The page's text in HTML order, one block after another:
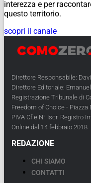
interezza e per
questo territorio.
scopri il canale
Direttore Responsabile:
Direttore Editoriale:
Registrazione Tribunale di
Freedom of Choice -
PIVA Cf e N° Iscr. Registro
Online dal 14 febbraio 2018
REDAZIONE
CHI SIAMO
CONTATTI